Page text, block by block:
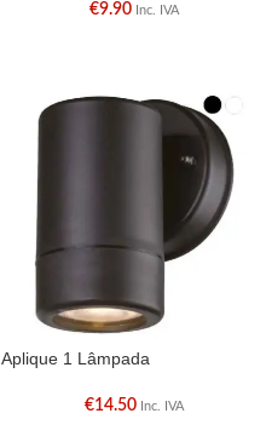
€9.90 Inc. IVA
Aplique 1 Lâmpada
€14.50 Inc. IVA